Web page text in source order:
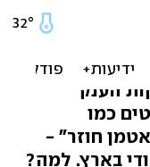
הענק
כמו
חוזר" -
בארץ. למה?